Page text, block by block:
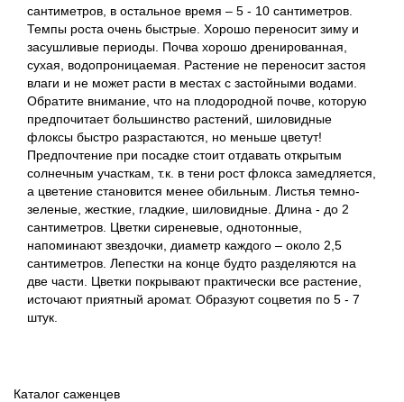
сантиметров, в остальное время – 5 - 10 сантиметров.
Темпы роста очень быстрые. Хорошо переносит зиму и
засушливые периоды. Почва хорошо дренированная,
сухая, водопроницаемая. Растение не переносит застоя
влаги и не может расти в местах с застойными водами.
Обратите внимание, что на плодородной почве, которую
предпочитает большинство растений, шиловидные
флоксы быстро разрастаются, но меньше цветут!
Предпочтение при посадке стоит отдавать открытым
солнечным участкам, т.к. в тени рост флокса замедляется,
а цветение становится менее обильным. Листья темно-
зеленые, жесткие, гладкие, шиловидные. Длина - до 2
сантиметров. Цветки сиреневые, однотонные,
напоминают звездочки, диаметр каждого – около 2,5
сантиметров. Лепестки на конце будто разделяются на
две части. Цветки покрывают практически все растение,
источают приятный аромат. Образуют соцветия по 5 - 7
штук.
Каталог саженцев